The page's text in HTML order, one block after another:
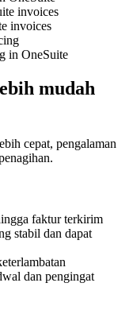
mudah
cepat, pengalaman
faktur terkirim
stabil dan dapat
dan pengingat